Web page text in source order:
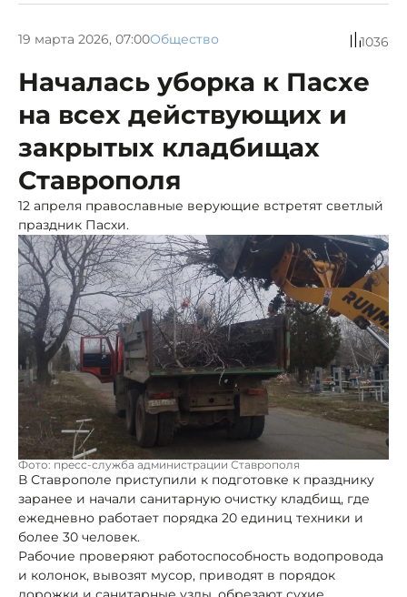
19 марта 2026, 07:00Общество 1036
Началась уборка к Пасхе
на всех действующих и
закрытых кладбищах
Ставрополя
12 апреля православные верующие встретят светлый
праздник Пасхи.
Фото: пресс-служба администрации Ставрополя
В Ставрополе приступили к подготовке к празднику
заранее и начали санитарную очистку кладбищ, где
ежедневно работает порядка 20 единиц техники и
более 30 человек.
Рабочие проверяют работоспособность водопровода
и колонок, вывозят мусор, приводят в порядок